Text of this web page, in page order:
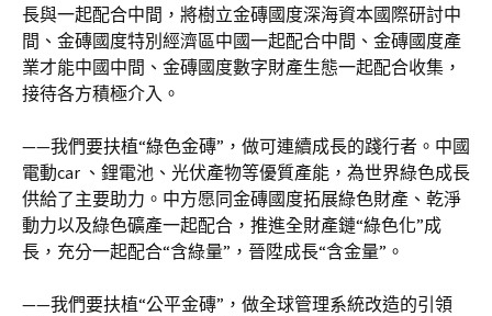
長與一起配合中間，將樹立金磚國度深海資本國際研討中
間、金磚國度特別經濟區中國一起配合中間、金磚國度產
業才能中國中間、金磚國度數字財產生態一起配合收集，
接待各方積極介入。
——我們要扶植“綠色金磚”，做可連續成長的踐行者。中國
電動car 、鋰電池、光伏產物等優質產能，為世界綠色成長
供給了主要助力。中方愿同金磚國度拓展綠色財產、乾淨
動力以及綠色礦產一起配合，推進全財產鏈“綠色化”成
長，充分一起配合“含綠量”，晉陞成長“含金量”。
——我們要扶植“公平金磚”，做全球管理系統改造的引領